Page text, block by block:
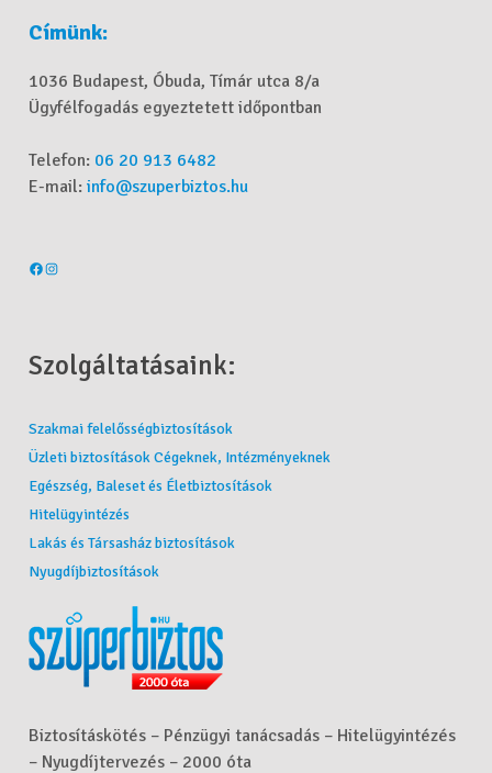
Címünk:
1036 Budapest, Óbuda, Tímár utca 8/a
Ügyfélfogadás egyeztetett időpontban
Telefon: 06 20 913 6482
E-mail:info@szuperbiztos.hu
Szolgáltatásaink:
Szakmai felelősségbiztosítások
Üzleti biztosítások Cégeknek, Intézményeknek
Egészség, Baleset és Életbiztosítások
Hitelügyintézés
Lakás és Társasház biztosítások
Nyugdíjbiztosítások
Biztosításkötés – Pénzügyi tanácsadás – Hitelügyintézés
– Nyugdíjtervezés – 2000 óta